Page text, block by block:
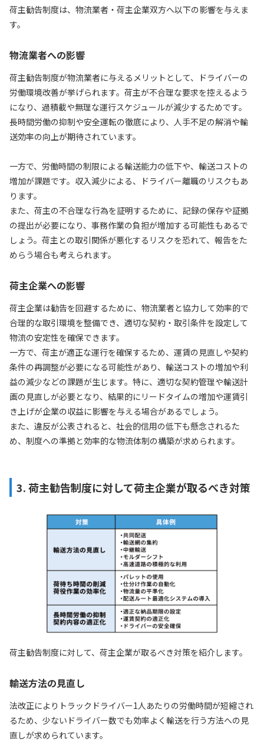
荷主勧告制度は、物流業者・荷主企業双方へ以下の影響を与えま
す。
物流業者への影響
荷主勧告制度が物流業者に与えるメリットとして、ドライバーの
労働環境改善が挙げられます。荷主が不合理な要求を控えるよう
になり、過積載や無理な運行スケジュールが減少するためです。
長時間労働の抑制や安全運転の徹底により、人手不足の解消や輸
送効率の向上が期待されています。
一方で、労働時間の制限による輸送能力の低下や、輸送コストの
増加が課題です。収入減少による、ドライバー離職のリスクもあ
ります。
また、荷主の不合理な行為を証明するために、記録の保存や証拠
の提出が必要になり、事務作業の負担が増加する可能性もあるで
しょう。荷主との取引関係が悪化するリスクを恐れて、報告をた
めらう場合も考えられます。
荷主企業への影響
荷主企業は勧告を回避するために、物流業者と協力して効率的で
合理的な取引環境を整備でき、適切な契約・取引条件を設定して
物流の安定性を確保できます。
一方で、荷主が適正な運行を確保するため、運賃の見直しや契約
条件の再調整が必要になる可能性があり、輸送コストの増加や利
益の減少などの課題が生じます。特に、適切な契約管理や輸送計
画の見直しが必要となり、結果的にリードタイムの増加や運賃引
き上げが企業の収益に影響を与える場合があるでしょう。
また、違反が公表されると、社会的信用の低下も懸念されるた
め、制度への準拠と効率的な物流体制の構築が求められます。
3. 荷主勧告制度に対して荷主企業が取るべき対策
荷主勧告制度に対して、荷主企業が取るべき対策を紹介します。
輸送方法の見直し
法改正によりトラックドライバー1人あたりの労働時間が短縮され
るため、少ないドライバー数でも効率よく輸送を行う方法への見
直しが求められています。